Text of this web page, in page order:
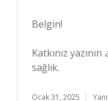
Belgin!
Katkınız yazının
sağlık.
Ocak 31, 2025